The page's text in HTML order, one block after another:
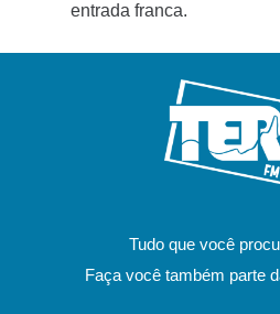
entrada franca.
Tudo que você
Faça você também parte